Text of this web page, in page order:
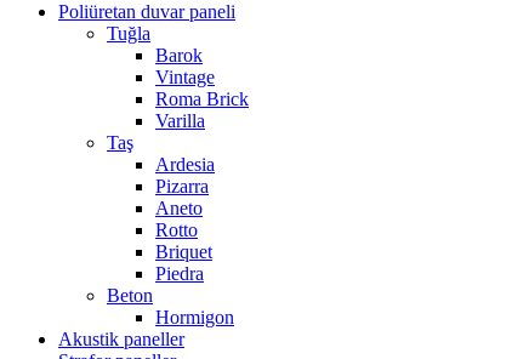
Poliüretan duvar paneli
Tuğla
Barok
Vintage
Roma Brick
Varilla
Taş
Ardesia
Pizarra
Aneto
Rotto
Briquet
Piedra
Beton
Hormigon
Akustik paneller